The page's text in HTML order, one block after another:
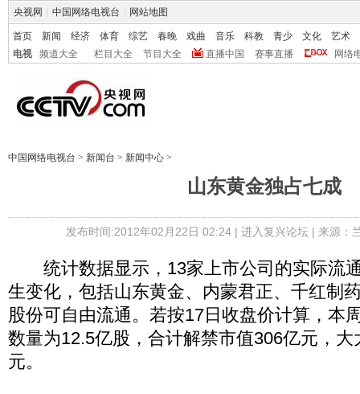
央视网 中国网络电视台 网站地图
首页 新闻 经济 体育 综艺 春晚 戏曲 音乐 科教 青少 文化
艺术
电视
频道大全 栏目大全 节目大全 直播中国 赛事直播 网络
中国网络电视台 > 新闻台 > 新闻中心 >
山东黄金独占七成
发布时间:2012年02月22日 02:24 | 进入复兴论坛| 来源：
统计数据显示，13家上市公司的实际流
生变化，包括山东黄金、内蒙君正、千红制
股份可自由流通。若按17日收盘价计算，本
数量为12.5亿股，合计解禁市值306亿元，
元。